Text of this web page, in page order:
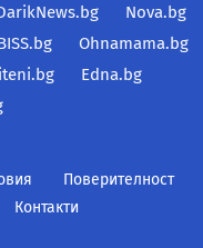
Nova.bg
Ohnamama.bg
Edna.bg
Поверителност
Контакти